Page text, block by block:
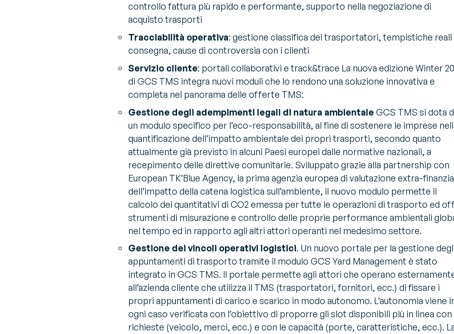
controllo fattura più rapido e performante, supporto nella negoziazione di
acquisto trasporti
Tracciabilità operativa: gestione classifica dei trasportatori, tempistiche reali
consegna, cause di controversia con i clienti
Servizio cliente: portali collaborativi e track&trace La nuova edizione Winter
di GCS TMS integra nuovi moduli che lo rendono una soluzione innovativa e
completa nel panorama delle offerte TMS:
Gestione degli adempimenti legali di natura ambientaleGCS TMS si dota
un modulo specifico per l’eco-responsabilità, al fine di sostenere le imprese
quantificazione dell’impatto ambientale dei propri trasporti, secondo quanto
attualmente già previsto in alcuni Paesi europei dalle normative nazionali, a
recepimento delle direttive comunitarie. Sviluppato grazie alla partnership con
European TK’Blue Agency, la prima agenzia europea di valutazione extra-
dell’impatto della catena logistica sull’ambiente, il nuovo modulo permette il
calcolo dei quantitativi di CO2 emessa per tutte le operazioni di trasporto ed
strumenti di misurazione e controllo delle proprie performance ambientali
nel tempo ed in rapporto agli altri attori operanti nel medesimo settore.
Gestione dei vincoli operativi logistici. Un nuovo portale per la gestione
appuntamenti di trasporto tramite il modulo GCS Yard Management è stato
integrato in GCS TMS. Il portale permette agli attori che operano
all’azienda cliente che utilizza il TMS (trasportatori, fornitori, ecc.) di fissare i
propri appuntamenti di carico e scarico in modo autonomo. L’autonomia viene
ogni caso verificata con l’obiettivo di proporre gli slot disponibili più in linea con
richieste (veicolo, merci, ecc.) e con le capacità (porte, caratteristiche, ecc.).